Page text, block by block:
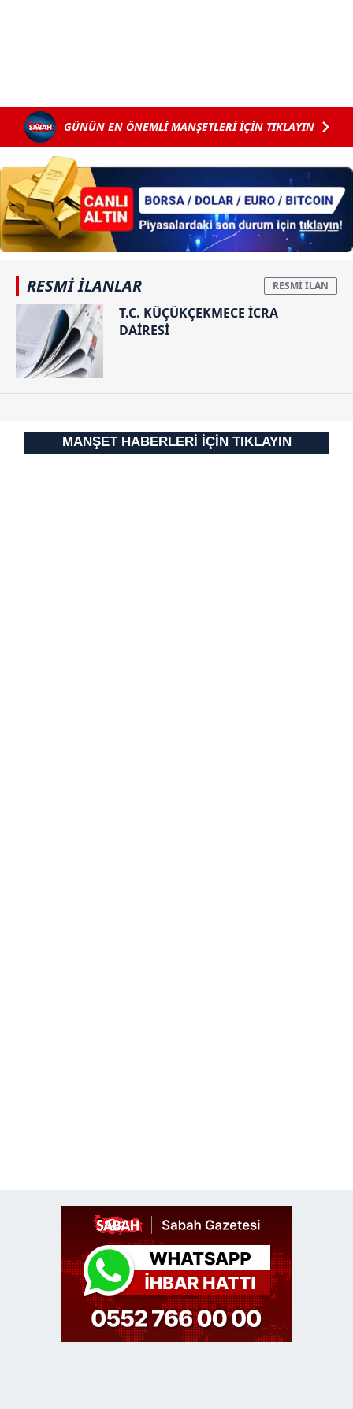
GÜNÜN EN ÖNEMLİ MANŞETLERİ İÇİN TIKLAYIN
RESMİ İLANLAR
T.C. KÜÇÜKÇEKMECE İCRA
DAİRESİ
MANŞET HABERLERİ İÇİN TIKLAYIN